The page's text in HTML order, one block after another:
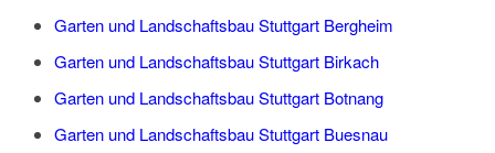
Garten und Landschaftsbau Stuttgart Bergheim
Garten und Landschaftsbau Stuttgart Birkach
Garten und Landschaftsbau Stuttgart Botnang
Garten und Landschaftsbau Stuttgart Buesnau